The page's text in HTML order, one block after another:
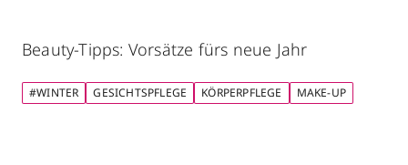
Beauty-Tipps: Vorsätze fürs neue Jahr
#WINTER GESICHTSPFLEGE KÖRPERPFLEGE MAKE-UP